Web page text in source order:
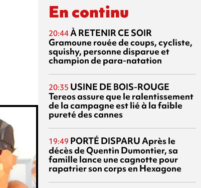
En continu
20:44À RETENIR CE SOIR
Gramoune rouée de coups, cycliste,
squishy, personne disparue et
champion de para-natation
20:35 USINE DE BOIS-ROUGE
Tereos assure que le ralentissement
de la campagne est lié à la faible
pureté des cannes
19:49 PORTÉ DISPARUAprès le
décès de Quentin Dumontier, sa
famille lance une cagnotte pour
rapatrier son corps en Hexagone